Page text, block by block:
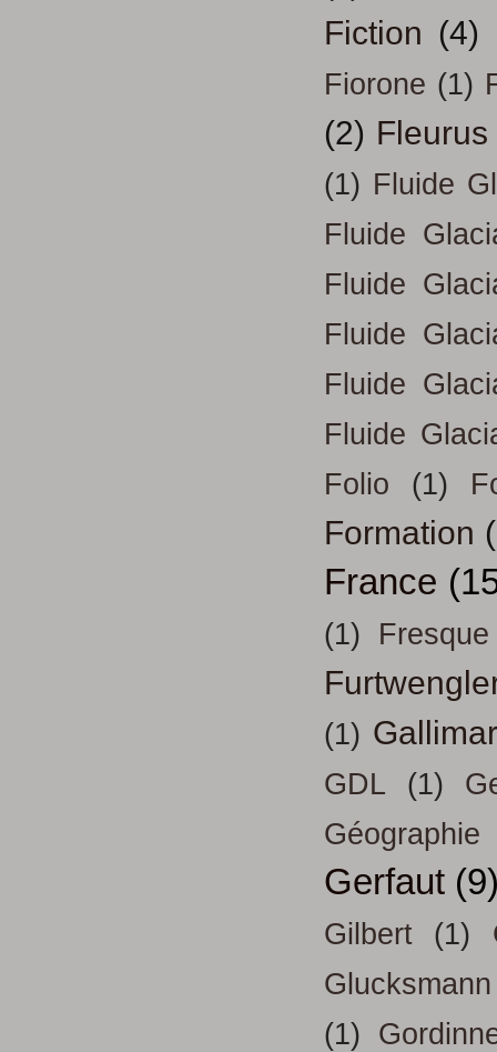
Fiction (4)
Fiorone (1)
(2) Fleurus
(1) Fluide
Fluide
Fluide
Fluide
Fluide
Fluide
Folio
(1)
Formation
France
(1) Fresque
(1)
GDL (1)
Géographie
Gerfaut
Gilbert (1)
Glucksmann
(1)